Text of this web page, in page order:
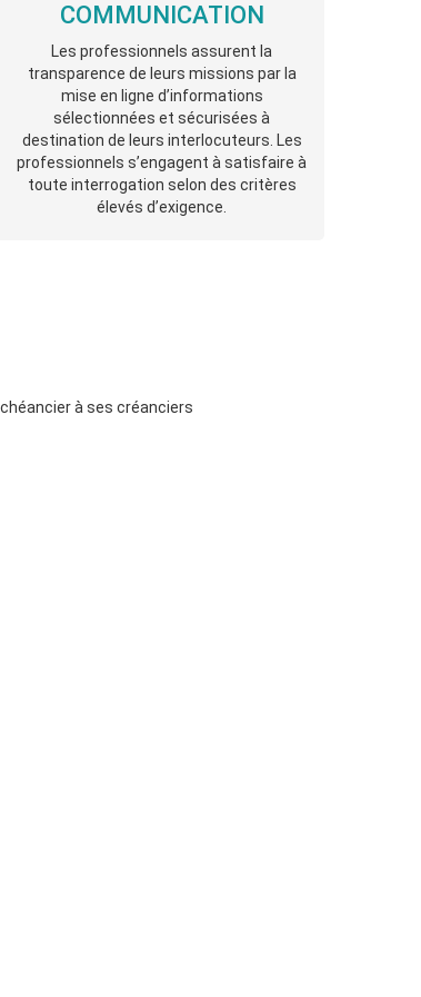
COMMUNICATION
Les professionnels assurent la
transparence de leurs missions par la
mise en ligne d’informations
sélectionnées et sécurisées à
destination de leurs interlocuteurs. Les
professionnels s’engagent à satisfaire à
toute interrogation selon des critères
élevés d’exigence.
à ses créanciers